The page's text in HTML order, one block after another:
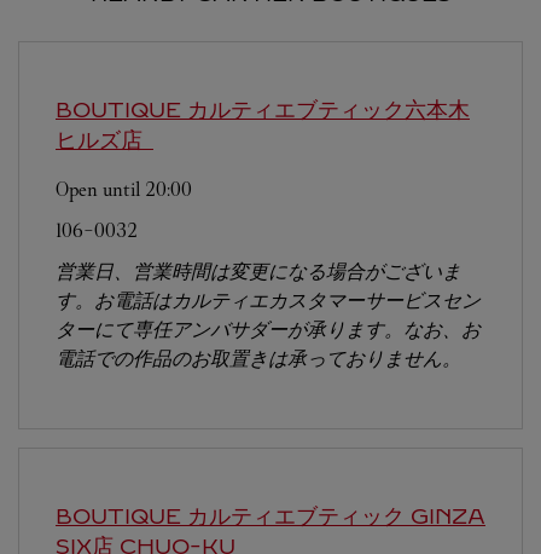
BOUTIQUE カルティエブティック六本木
ヒルズ店
Open until 20:00
106-0032
営業日、営業時間は変更になる場合がございま
す。お電話はカルティエカスタマーサービスセン
ターにて専任アンバサダーが承ります。なお、お
電話での作品のお取置きは承っておりません。
BOUTIQUE カルティエブティック GINZA
SIX店 CHUO-KU